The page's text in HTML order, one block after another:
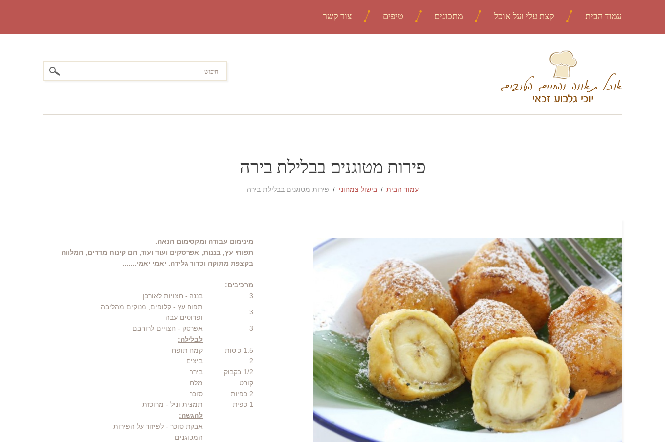
עמוד הבית קצת עלי ועל אוכל מתכונים טיפים צור קשר
פירות מטוגנים בבלילת בירה
עמוד הבית בישול צמחוני פירות מטוגנים בבלילת בירה
מינימום עבודה ומקסימום הנאה.
תפוחי עץ, בננות, אפרסקים ועוד ועוד, הם קינוח מדהים, המלווה
בקצפת מתוקה וכדור גלידה. יאמי יאמי.......
מרכיבים:
3
בננה - חצויות לאורכן
3
תפוח עץ - קלופים, מנוקים מהליבה
ופרוסים עבה
3
אפרסק - חצויים לרוחבם
לבלילה:
1.5 כוסות
קמח תופח
2
ביצים
1/2 בקבוק
בירה
קורט
מלח
2 כפיות
סוכר
1 כפית תמצית וניל - מרוכזת
להגשה:
אבקת סוכר - לפיזור על הפירות
המטוגנים